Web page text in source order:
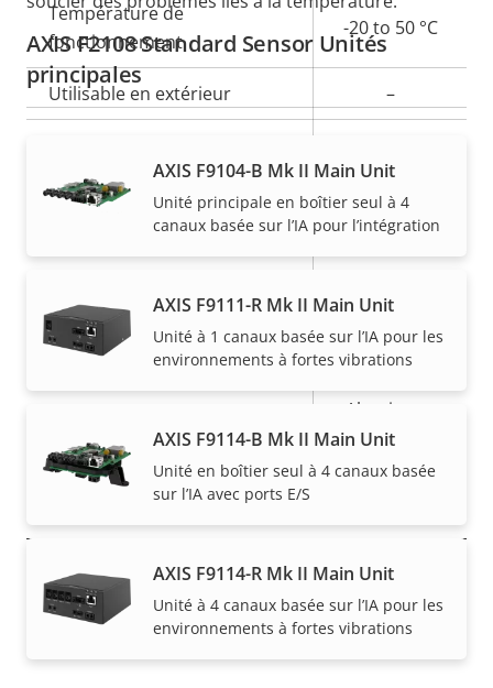
propriété
Température de
fonctionnement
-20 to 50 °C
Utilisable en extérieur –
Indice de protection contre
le vandalisme
-
pigtail
Conçu pour être repeint –
Aluminum,
Plastic
Description
de la
propriété
Valeur de
la
propriété
Puissance (max.) -
Puissance (moyenne) -
AXIS F2108 Standard Sensor Unités
principales
AXIS F9104-B Mk II Main Unit
Unité principale en boîtier seul à 4
canaux basée sur l’IA pour l’intégration
AXIS F9111-R Mk II Main Unit
Unité à 1 canaux basée sur l’IA pour les
environnements à fortes vibrations
AXIS F9114-B Mk II Main Unit
Unité en boîtier seul à 4 canaux basée
sur l’IA avec ports E/S
AXIS F9114-R Mk II Main Unit
Unité à 4 canaux basée sur l’IA pour les
environnements à fortes vibrations